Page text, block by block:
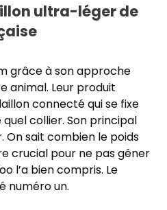
ultra-léger de
grâce à son approche
animal. Leur produit
connecté qui se fixe
collier. Son principal
On sait combien le poids
crucial pour ne pas gêner
l’a bien compris. Le
numéro un.